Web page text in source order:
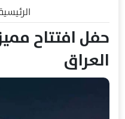
حفل افتتاح
العراق